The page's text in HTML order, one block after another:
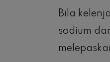
Bila
sodium